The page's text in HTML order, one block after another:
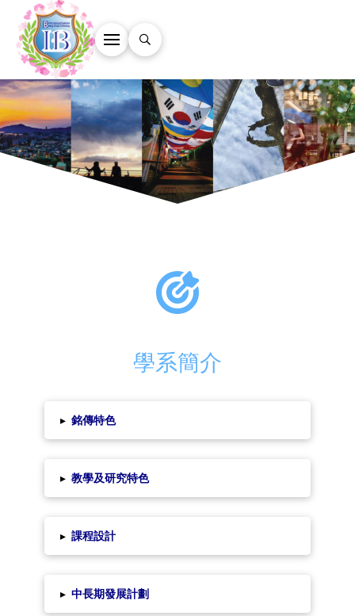
學系簡介
▸ 銘傳特色
▸ 教學及研究特色
▸ 課程設計
▸ 中長期發展計劃